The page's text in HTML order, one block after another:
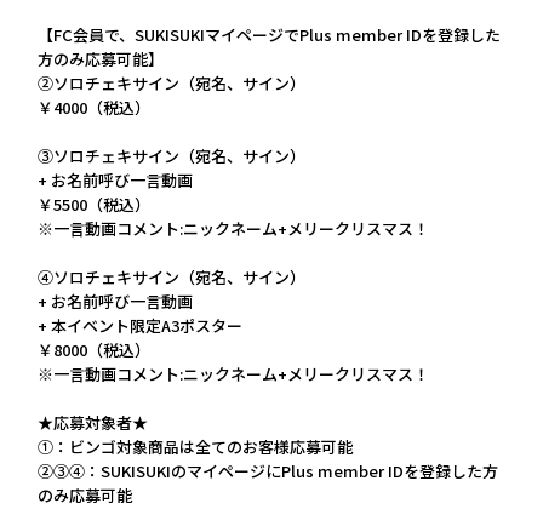
【FC会員で、SUKISUKIマイページでPlus member IDを登録した
方のみ応募可能】
②ソロチェキサイン（宛名、サイン）
￥4000（税込）
③ソロチェキサイン（宛名、サイン）
+ お名前呼び一言動画
￥5500（税込）
※一言動画コメント:ニックネーム+メリークリスマス！
④ソロチェキサイン（宛名、サイン）
+ お名前呼び一言動画
+ 本イベント限定A3ポスター
￥8000（税込）
※一言動画コメント:ニックネーム+メリークリスマス！
★応募対象者★
①：ビンゴ対象商品は全てのお客様応募可能
②③④：SUKISUKIのマイページにPlus member IDを登録した方
のみ応募可能